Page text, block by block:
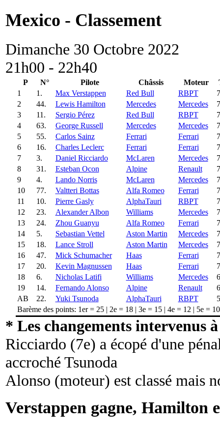
Mexico - Classement
Dimanche 30 Octobre 2022
21h00 - 22h40
P N° Pilote Châssis Moteur
1
1. Max Verstappen Red Bull RBPT
2
44. Lewis Hamilton Mercedes Mercedes
3
11. Sergio Pérez Red Bull RBPT
4
63. George Russell Mercedes Mercedes
5
55. Carlos Sainz Ferrari Ferrari
6
16. Charles Leclerc Ferrari Ferrari
7
3. Daniel Ricciardo McLaren Mercedes
8
31. Esteban Ocon Alpine Renault
9
4. Lando Norris McLaren Mercedes
10
77. Valtteri Bottas Alfa Romeo Ferrari
11
10. Pierre Gasly AlphaTauri RBPT
12
23. Alexander Albon Williams Mercedes
13
24. Zhou Guanyu Alfa Romeo Ferrari
14
5. Sebastian Vettel Aston Martin Mercedes
15
18. Lance Stroll Aston Martin Mercedes
16
47. Mick Schumacher Haas Ferrari
17
20. Kevin Magnussen Haas Ferrari
18
6. Nicholas Latifi Williams Mercedes
19
14. Fernando Alonso Alpine Renault
AB
22. Yuki Tsunoda AlphaTauri RBPT
Barème des points: 1er = 25 | 2e = 18 | 3e = 15 | 4e = 12 | 5e =
* Les changements intervenus
Ricciardo (7e) a écopé d'une
accroché Tsunoda
Alonso (moteur) est classé mais
Verstappen gagne, Hamilton